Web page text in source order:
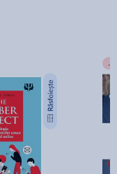
-